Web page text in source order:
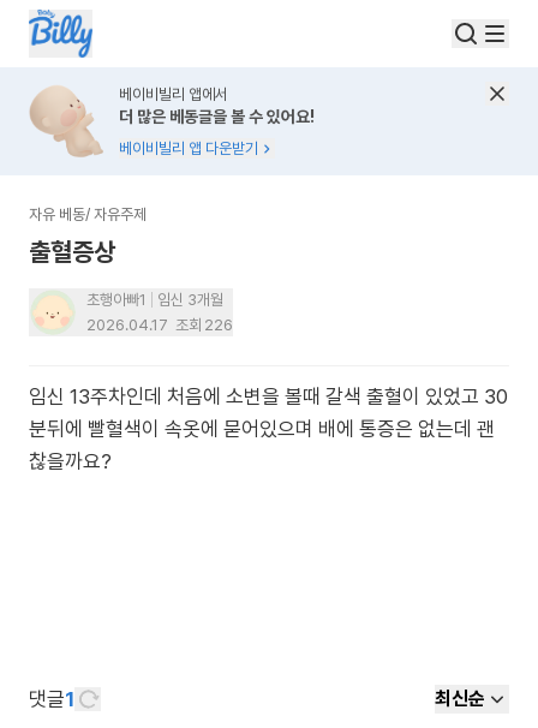
베이비빌리 앱에서
더 많은 베동글을 볼 수 있어요!
베이비빌리 앱 다운받기
자유 베동/ 자유주제
출혈증상
초행아빠1
임신 3개월
2026.04.17 조회 226
임신 13주차인데 처음에 소변을 볼때 갈색 출혈이 있었고 30
분뒤에 빨혈색이 속옷에 묻어있으며 배에 통증은 없는데 괜
찮을까요?
댓글1 최신순